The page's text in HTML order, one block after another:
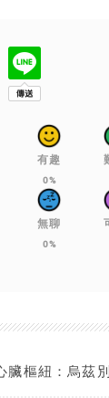
有趣
0%
無聊
0%
臟樞紐：烏茲